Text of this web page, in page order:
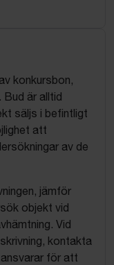
konkursbon,
är alltid
säljs i befintligt
att
av de
jämför
objekt vid
Vid
kontakta
för att